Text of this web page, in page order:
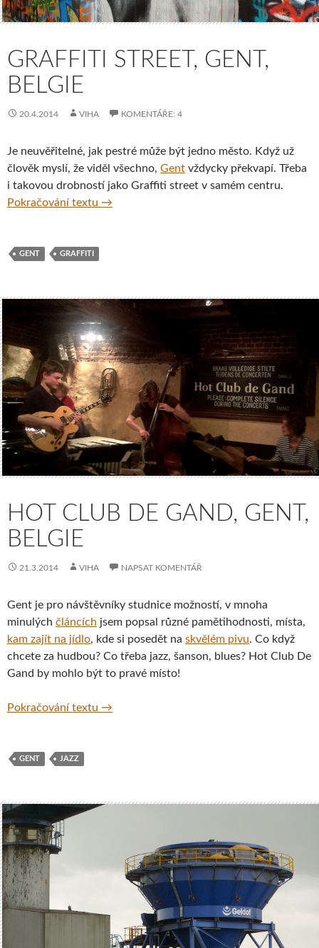
GRAFFITI STREET, GENT,
BELGIE
20.4.2014 VIHA KOMENTÁŘE: 4
Je neuvěřitelné, jak pestré může být jedno město. Když už
člověk myslí, že viděl všechno, Gent vždycky překvapí. Třeba
i takovou drobností jako Graffiti street v samém centru.
Pokračování textu Graffiti street, Gent, Belgie
→
GENT GRAFFITI
HOT CLUB DE GAND, GENT,
BELGIE
21.3.2014 VIHA NAPSAT KOMENTÁŘ
Gent je pro návštěvníky studnice možností, v mnoha
minulých článcích jsem popsal různé pamětihodnosti, místa,
kam zajít na jídlo, kde si posedět na skvělém pivu. Co když
chcete za hudbou? Co třeba jazz, šanson, blues? Hot Club De
Gand by mohlo být to pravé místo!
Pokračování textu Hot Club de Gand, Gent, Belgie
→
GENT JAZZ